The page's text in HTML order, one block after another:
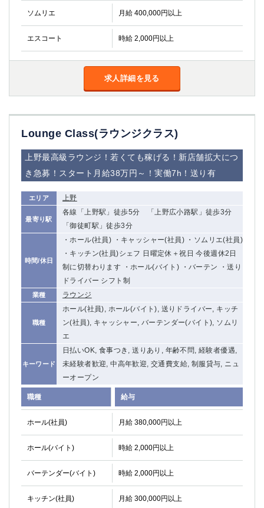
ソムリエ 月給 400,000円以上
エスコート 時給 2,000円以上
求人詳細を見る
Lounge Class(ラウンジクラス)
上野最高級ラウンジ！若くても稼げる！新店舗拡大につ
き急募！スタート月給38万円～！実働7h！送り有
エリア 上野
最寄り駅
各線「上野駅」徒歩5分 「上野広小路駅」徒歩3分
「御徒町駅」徒歩3分
時間/休日
・ホール(社員) ・キャッシャー(社員) ・ソムリエ(社員)
・キッチン(社員)シェフ 日曜定休＋祝日 今後週休2日
制に切替わります ・ホール(バイト) ・バーテン ・送り
ドライバー シフト制
業種 ラウンジ
職種
ホール(社員), ホール(バイト), 送りドライバー, キッチ
ン(社員), キャッシャー, バーテンダー(バイト), ソムリ
エ
キーワード
日払いOK, 食事つき, 送りあり, 年齢不問, 経験者優遇,
未経験者歓迎, 中高年歓迎, 交通費支給, 制服貸与, ニュ
ーオープン
職種 給与
ホール(社員) 月給 380,000円以上
ホール(バイト) 時給 2,000円以上
バーテンダー(バイト) 時給 2,000円以上
キッチン(社員) 月給 300,000円以上